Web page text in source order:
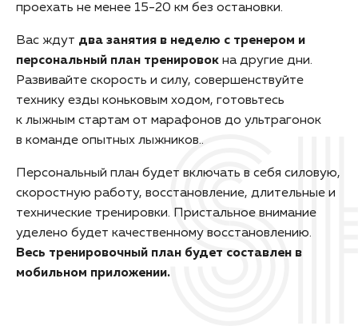
проехать не менее 15-20 км без остановки.
Вас ждут два занятия в неделю с тренером и
персональный план тренировок на другие дни.
Развивайте скорость и силу, совершенствуйте
технику езды коньковым ходом, готовьтесь
к лыжным стартам от марафонов до ультрагонок
в команде опытных лыжников..
Персональный план будет включать в себя силовую,
скоростную работу, восстановление, длительные и
технические тренировки. Пристальное внимание
уделено будет качественному восстановлению.
Весь тренировочный план будет составлен в
мобильном приложении.